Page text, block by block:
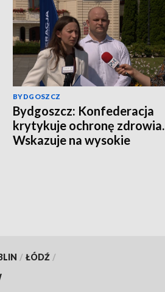
BYDGOSZCZ
Bydgoszcz: Konfederacja
krytykuje ochronę zdrowia.
Wskazuje na wysokie
/ ŁÓDŹ /